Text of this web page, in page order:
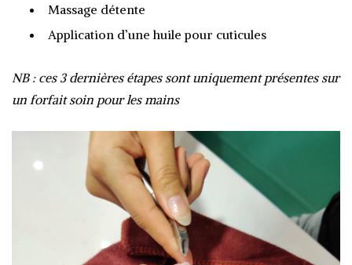
Massage détente
Application d’une huile pour cuticules
NB : ces 3 dernières étapes sont uniquement présentes sur
un forfait soin pour les mains